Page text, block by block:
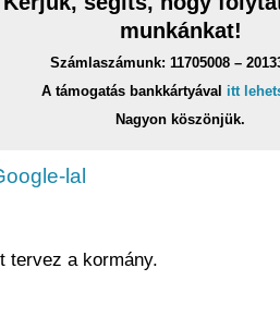
munkánkat!
Számlaszámunk: 11705008 –
A támogatás bankkártyával itt
Nagyon köszönjük.
lal
tervez a kormány.